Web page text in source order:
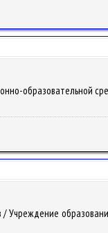
образовательной